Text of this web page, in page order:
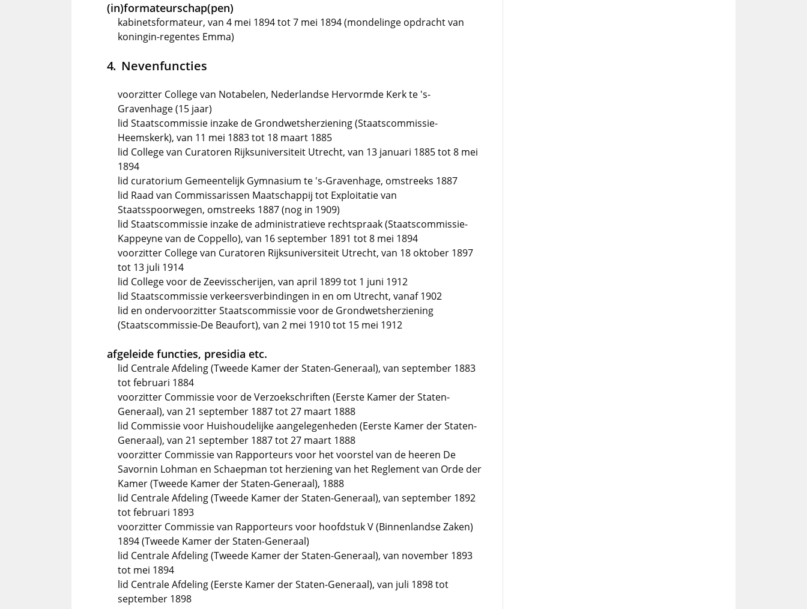
(in)formateurschap(pen)
kabinetsformateur, van 4 mei 1894 tot 7 mei 1894 (mondelinge opdracht van
koningin-regentes Emma)
Nevenfuncties
voorzitter College van Notabelen, Nederlandse Hervormde Kerk te 's-
Gravenhage (15 jaar)
lid Staatscommissie inzake de Grondwetsherziening (Staatscommissie-
Heemskerk), van 11 mei 1883 tot 18 maart 1885
lid College van Curatoren Rijksuniversiteit Utrecht, van 13 januari 1885 tot 8 mei
1894
lid curatorium Gemeentelijk Gymnasium te 's-Gravenhage, omstreeks 1887
lid Raad van Commissarissen Maatschappij tot Exploitatie van
Staatsspoorwegen, omstreeks 1887 (nog in 1909)
lid Staatscommissie inzake de administratieve rechtspraak (Staatscommissie-
Kappeyne van de Coppello), van 16 september 1891 tot 8 mei 1894
voorzitter College van Curatoren Rijksuniversiteit Utrecht, van 18 oktober 1897
tot 13 juli 1914
lid College voor de Zeevisscherijen, van april 1899 tot 1 juni 1912
lid Staatscommissie verkeersverbindingen in en om Utrecht, vanaf 1902
lid en ondervoorzitter Staatscommissie voor de Grondwetsherziening
(Staatscommissie-De Beaufort), van 2 mei 1910 tot 15 mei 1912
afgeleide functies, presidia etc.
lid Centrale Afdeling (Tweede Kamer der Staten-Generaal), van september 1883
tot februari 1884
voorzitter Commissie voor de Verzoekschriften (Eerste Kamer der Staten-
Generaal), van 21 september 1887 tot 27 maart 1888
lid Commissie voor Huishoudelijke aangelegenheden (Eerste Kamer der Staten-
Generaal), van 21 september 1887 tot 27 maart 1888
voorzitter Commissie van Rapporteurs voor het voorstel van de heeren De
Savornin Lohman en Schaepman tot herziening van het Reglement van Orde der
Kamer (Tweede Kamer der Staten-Generaal), 1888
lid Centrale Afdeling (Tweede Kamer der Staten-Generaal), van september 1892
tot februari 1893
voorzitter Commissie van Rapporteurs voor hoofdstuk V (Binnenlandse Zaken)
1894 (Tweede Kamer der Staten-Generaal)
lid Centrale Afdeling (Tweede Kamer der Staten-Generaal), van november 1893
tot mei 1894
lid Centrale Afdeling (Eerste Kamer der Staten-Generaal), van juli 1898 tot
september 1898